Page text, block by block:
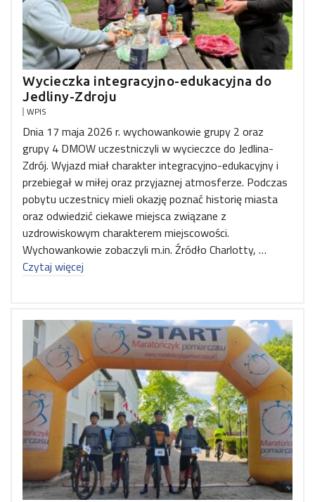
Wycieczka integracyjno-edukacyjna do
Jedliny-Zdroju
WPIS
Dnia 17 maja 2026 r. wychowankowie grupy 2 oraz
grupy 4 DMOW uczestniczyli w wycieczce do Jedlina-
Zdrój. Wyjazd miał charakter integracyjno-edukacyjny i
przebiegał w miłej oraz przyjaznej atmosferze. Podczas
pobytu uczestnicy mieli okazję poznać historię miasta
oraz odwiedzić ciekawe miejsca związane z
uzdrowiskowym charakterem miejscowości.
Wychowankowie zobaczyli m.in. Źródło Charlotty, …
Czytaj więcej